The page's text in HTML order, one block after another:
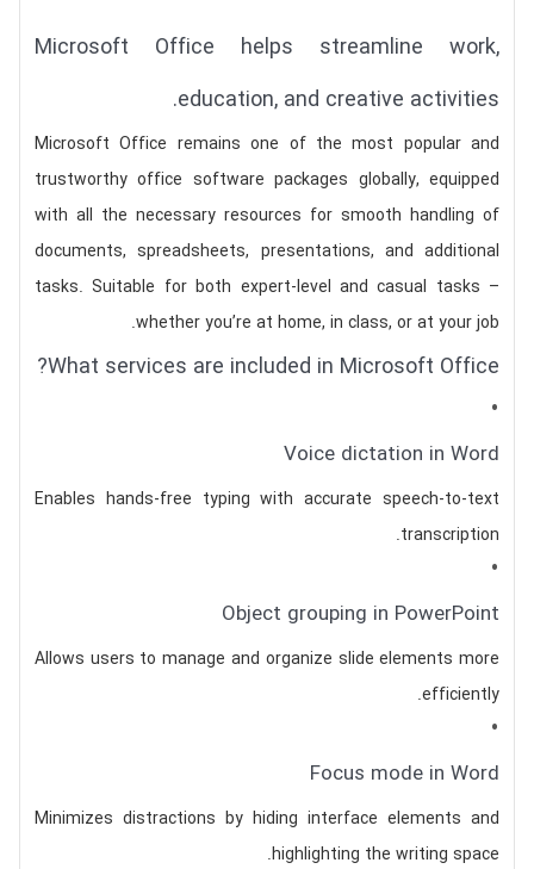
Microsoft Office helps streamline work,
education, and creative activities.
Microsoft Office remains one of the most popular and
trustworthy office software packages globally, equipped
with all the necessary resources for smooth handling of
documents, spreadsheets, presentations, and additional
tasks. Suitable for both expert-level and casual tasks –
whether you’re at home, in class, or at your job.
What services are included in Microsoft Office?
Voice dictation in Word
Enables hands-free typing with accurate speech-to-text
transcription.
Object grouping in PowerPoint
Allows users to manage and organize slide elements more
efficiently.
Focus mode in Word
Minimizes distractions by hiding interface elements and
highlighting the writing space.